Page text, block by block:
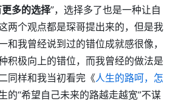
多的选择”，选择多了也是一种让自
两个观点都是琛哥提出来的，但是我
和我曾经说到过的错位成就感很像，
积极向上的错位，而我曾经的做法是
同样和我当初看完《人生的路呵，怎
的“希望自己未来的路越走越宽”不谋